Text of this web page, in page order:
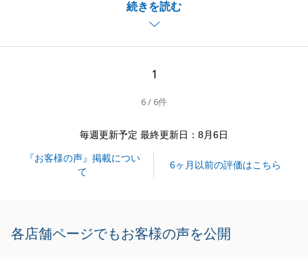
続きを読む
くお手続きできたのもS様のご協力があったからで
今後も、不動産のことでお困り事などございました
1
6 / 6件
毎週更新予定 最終更新日：8月6日
『お客様の声』掲載につい
て
6ヶ月以前の評価はこちら
各店舗ページでもお客様の声を公開